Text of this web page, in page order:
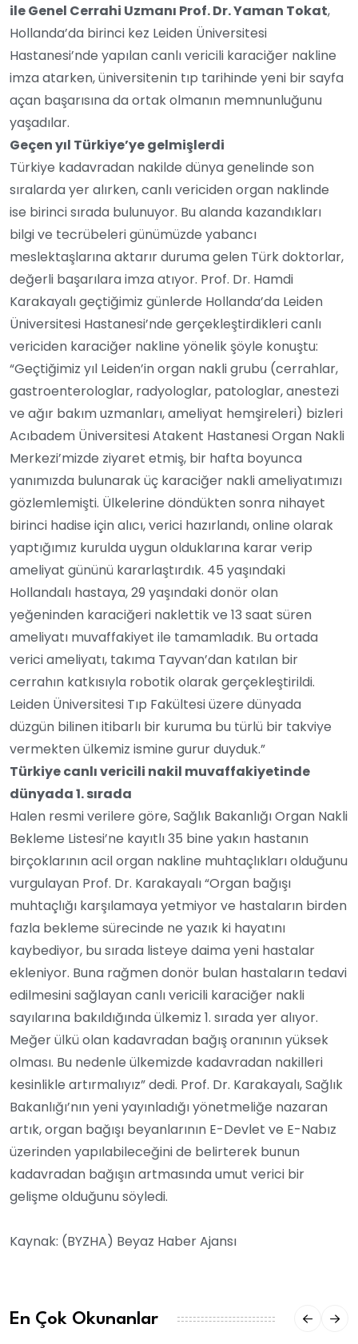
ile Genel Cerrahi Uzmanı Prof. Dr. Yaman Tokat,
Hollanda’da birinci kez Leiden Üniversitesi
Hastanesi’nde yapılan canlı vericili karaciğer nakline
imza atarken, üniversitenin tıp tarihinde yeni bir sayfa
açan başarısına da ortak olmanın memnunluğunu
yaşadılar.
Geçen yıl Türkiye’ye gelmişlerdi
Türkiye kadavradan nakilde dünya genelinde son
sıralarda yer alırken, canlı vericiden organ naklinde
ise birinci sırada bulunuyor. Bu alanda kazandıkları
bilgi ve tecrübeleri günümüzde yabancı
meslektaşlarına aktarır duruma gelen Türk doktorlar,
değerli başarılara imza atıyor. Prof. Dr. Hamdi
Karakayalı geçtiğimiz günlerde Hollanda’da Leiden
Üniversitesi Hastanesi’nde gerçekleştirdikleri canlı
vericiden karaciğer nakline yönelik şöyle konuştu:
“Geçtiğimiz yıl Leiden’in organ nakli grubu (cerrahlar,
gastroenterologlar, radyologlar, patologlar, anestezi
ve ağır bakım uzmanları, ameliyat hemşireleri) bizleri
Acıbadem Üniversitesi Atakent Hastanesi Organ Nakli
Merkezi’mizde ziyaret etmiş, bir hafta boyunca
yanımızda bulunarak üç karaciğer nakli ameliyatımızı
gözlemlemişti. Ülkelerine döndükten sonra nihayet
birinci hadise için alıcı, verici hazırlandı, online olarak
yaptığımız kurulda uygun olduklarına karar verip
ameliyat gününü kararlaştırdık. 45 yaşındaki
Hollandalı hastaya, 29 yaşındaki donör olan
yeğeninden karaciğeri naklettik ve 13 saat süren
ameliyatı muvaffakiyet ile tamamladık. Bu ortada
verici ameliyatı, takıma Tayvan’dan katılan bir
cerrahın katkısıyla robotik olarak gerçekleştirildi.
Leiden Üniversitesi Tıp Fakültesi üzere dünyada
düzgün bilinen itibarlı bir kuruma bu türlü bir takviye
vermekten ülkemiz ismine gurur duyduk.”
Türkiye canlı vericili nakil muvaffakiyetinde
dünyada 1. sırada
Halen resmi verilere göre, Sağlık Bakanlığı Organ Nakli
Bekleme Listesi’ne kayıtlı 35 bine yakın hastanın
birçoklarının acil organ nakline muhtaçlıkları olduğunu
vurgulayan Prof. Dr. Karakayalı “Organ bağışı
muhtaçlığı karşılamaya yetmiyor ve hastaların birden
fazla bekleme sürecinde ne yazık ki hayatını
kaybediyor, bu sırada listeye daima yeni hastalar
ekleniyor. Buna rağmen donör bulan hastaların tedavi
edilmesini sağlayan canlı vericili karaciğer nakli
sayılarına bakıldığında ülkemiz 1. sırada yer alıyor.
Meğer ülkü olan kadavradan bağış oranının yüksek
olması. Bu nedenle ülkemizde kadavradan nakilleri
kesinlikle artırmalıyız” dedi. Prof. Dr. Karakayalı, Sağlık
Bakanlığı’nın yeni yayınladığı yönetmeliğe nazaran
artık, organ bağışı beyanlarının E-Devlet ve E-Nabız
üzerinden yapılabileceğini de belirterek bunun
kadavradan bağışın artmasında umut verici bir
gelişme olduğunu söyledi.
Kaynak: (BYZHA) Beyaz Haber Ajansı
En Çok Okunanlar